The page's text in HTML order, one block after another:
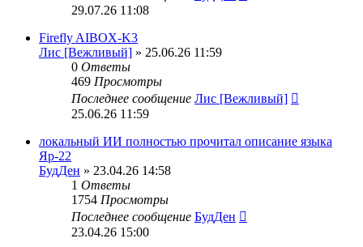
29.07.26 11:08
Firefly AIBOX-K3
Лис [Вежливый] » 25.06.26 11:59
0 Ответы
469 Просмотры
Последнее сообщение Лис [Вежливый]
25.06.26 11:59
локальный ИИ полностью прочитал описание языка
Яр-22
БудДен » 23.04.26 14:58
1 Ответы
1754 Просмотры
Последнее сообщение БудДен
23.04.26 15:00